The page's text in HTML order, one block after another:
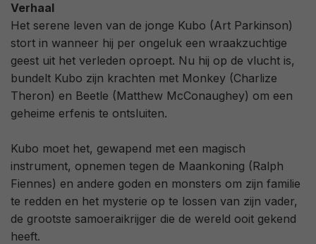
Verhaal
Het serene leven van de jonge Kubo (Art Parkinson)
stort in wanneer hij per ongeluk een wraakzuchtige
geest uit het verleden oproept. Nu hij op de vlucht is,
bundelt Kubo zijn krachten met Monkey (Charlize
Theron) en Beetle (Matthew McConaughey) om een
geheime erfenis te ontsluiten.
Kubo moet het, gewapend met een magisch
instrument, opnemen tegen de Maankoning (Ralph
Fiennes) en andere goden en monsters om zijn familie
te redden en het mysterie op te lossen van zijn vader,
de grootste samoeraikrijger die de wereld ooit gekend
heeft.